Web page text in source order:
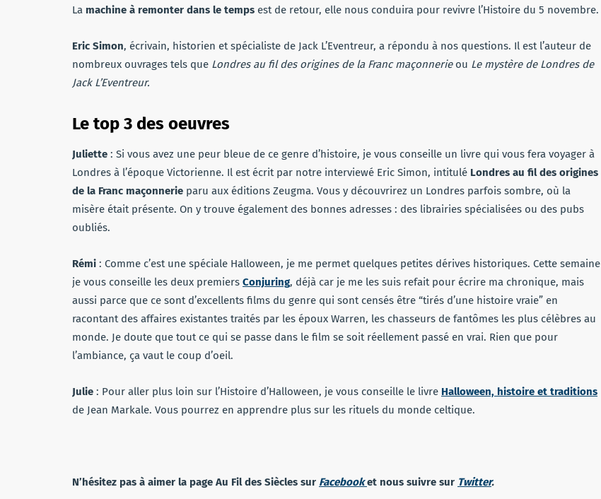
La machine à remonter dans le temps est de retour, elle nous conduira pour revivre l’Histoire du 5 novembre.
Eric Simon, écrivain, historien et spécialiste de Jack L’Eventreur, a répondu à nos questions. Il est l’auteur de
nombreux ouvrages tels que Londres au fil des origines de la Franc maçonnerieou Le mystère de Londres de
Jack L’Eventreur.
Le top 3 des oeuvres
Juliette : Si vous avez une peur bleue de ce genre d’histoire, je vous conseille un livre qui vous fera voyager à
Londres à l’époque Victorienne. Il est écrit par notre interviewé Eric Simon, intitulé Londres au fil des origines
de la Franc maçonnerie paru aux éditions Zeugma. Vous y découvrirez un Londres parfois sombre, où la
misère était présente. On y trouve également des bonnes adresses : des librairies spécialisées ou des pubs
oubliés.
Rémi : Comme c’est une spéciale Halloween, je me permet quelques petites dérives historiques. Cette semaine
je vous conseille les deux premiers Conjuring, déjà car je me les suis refait pour écrire ma chronique, mais
aussi parce que ce sont d’excellents films du genre qui sont censés être “tirés d’une histoire vraie” en
racontant des affaires existantes traités par les époux Warren, les chasseurs de fantômes les plus célèbres au
monde. Je doute que tout ce qui se passe dans le film se soit réellement passé en vrai. Rien que pour
l’ambiance, ça vaut le coup d’oeil.
Julie : Pour aller plus loin sur l’Histoire d’Halloween, je vous conseille le livre Halloween, histoire et traditions
de Jean Markale. Vous pourrez en apprendre plus sur les rituels du monde celtique.
N’hésitez pas à aimer la page Au Fil des Siècles sur Facebooket nous suivre sur Twitter.